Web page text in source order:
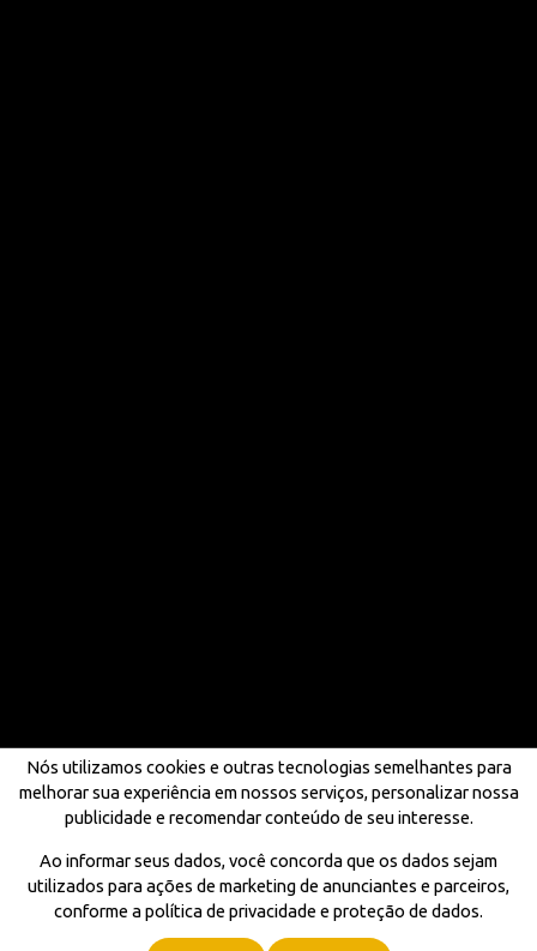
Nós utilizamos cookies e outras tecnologias semelhantes para
melhorar sua experiência em nossos serviços, personalizar nossa
publicidade e recomendar conteúdo de seu interesse.
Ao informar seus dados, você concorda que os dados sejam
utilizados para ações de marketing de anunciantes e parceiros,
conforme a política de privacidade e proteção de dados.